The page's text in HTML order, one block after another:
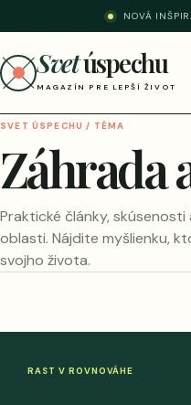
NOVÁ
Svetúspechu
MAGAZÍN PRE LEPŠÍ ŽIVOT
SVET ÚSPECHU / TÉMA
Záhrada
Praktické články,
oblasti. Nájdite myšlienku,
svojho života.
RAST V ROVNOVÁHE